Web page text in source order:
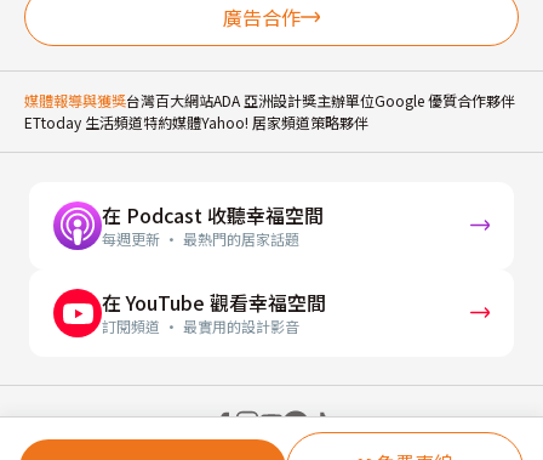
廣告合作
媒體報導與獲獎台灣百大網站ADA 亞洲設計獎主辦單位Google 優質合作夥伴
ETtoday 生活頻道特約媒體Yahoo! 居家頻道策略夥伴
在 Podcast 收聽幸福空間
每週更新 · 最熱門的居家話題
在 YouTube 觀看幸福空間
訂閱頻道 · 最實用的設計影音
© 2026 幸福空間 Gorgeous Space Co., Ltd.